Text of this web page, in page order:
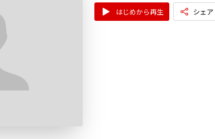
はじめから再生 シェア